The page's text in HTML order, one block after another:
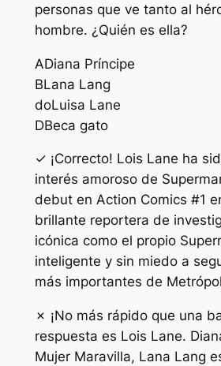
personas que ve tanto al
hombre. ¿Quién es ella?
ADiana Príncipe
BLana Lang
doLuisa Lane
DBeca gato
✓ ¡Correcto! Lois Lane ha
interés amoroso de
debut en Action Comics #1
brillante reportera de
icónica como el propio
inteligente y sin miedo a
más importantes de
✗ ¡No más rápido que una
respuesta es Lois Lane.
Mujer Maravilla, Lana Lang